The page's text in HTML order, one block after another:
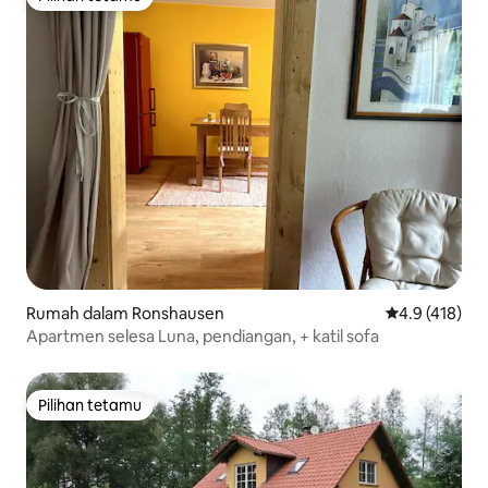
Pilihan tetamu
Rumah dalam Ronshausen Penarafan
4.9 (418)
Apartmen selesa Luna, pendiangan, + katil sofa
Pilihan tetamu
Pilihan tetamu